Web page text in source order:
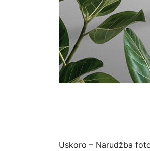
Uskoro – Narudžba